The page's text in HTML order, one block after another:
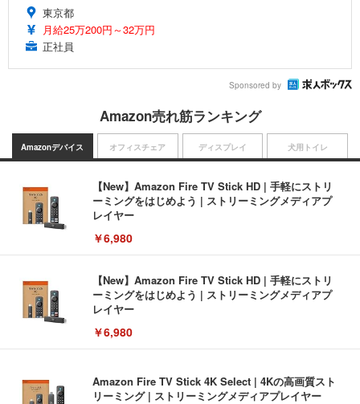
東京都
月給25万200円～32万円
正社員
Sponsored by
Amazon売れ筋ランキング
Amazonデバイス
【New】Amazon Fire TV Stick HD | 手軽にストリ
ーミングをはじめよう | ストリーミングメディアプ
レイヤー
￥6,980
【New】Amazon Fire TV Stick HD | 手軽にストリ
ーミングをはじめよう | ストリーミングメディアプ
レイヤー
￥6,980
Amazon Fire TV Stick 4K Select | 4Kの高画質スト
リーミング | ストリーミングメディアプレイヤー
オフィスチェア ディスプレイ 犬用トイレ